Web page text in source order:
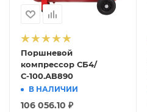
Поршневой
компрессор СБ4/
С-100.АВ890
В НАЛИЧИИ
106 056.10 ₽